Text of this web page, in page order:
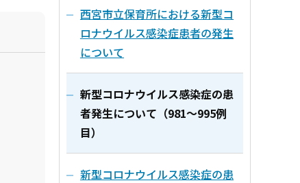
西宮市立保育所における新型コ
ロナウイルス感染症患者の発生
について
新型コロナウイルス感染症の患
者発生について（981～995例
目）
新型コロナウイルス感染症の患